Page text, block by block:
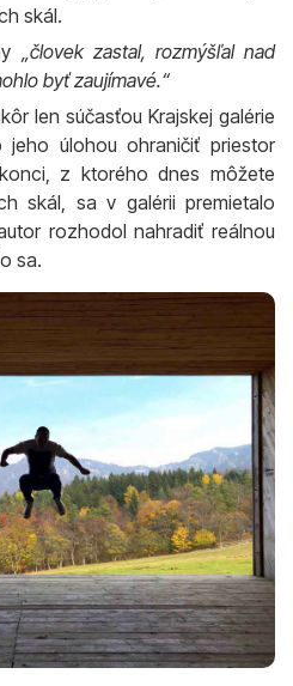
skál.
„človek zastal, rozmýšľal nad
byť zaujímavé.“
len súčasťou Krajskej galérie
úlohou ohraničiť priestor
z ktorého dnes môžete
skál, sa v galérii premietalo
rozhodol nahradiť reálnou
sa.